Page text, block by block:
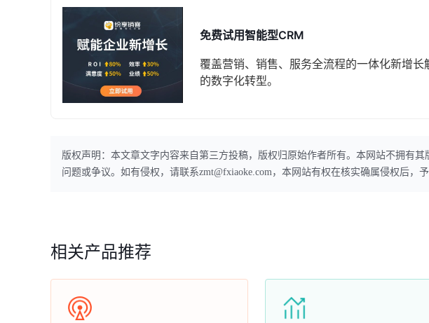
免费试用智能型CRM
覆盖营销、销售、服务全流程的一体化新增长
的数字化转型。
版权声明：本文章文字内容来自第三方投稿，版权归原始作者所有。本网站不拥有
问题或争议。如有侵权，请联系zmt@fxiaoke.com，本网站有权在核实确属侵权后，予
相关产品推荐